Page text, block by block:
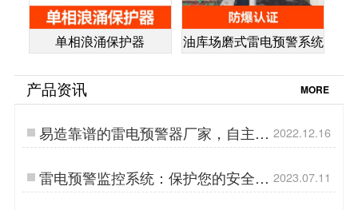
单相浪涌保护器 油库场磨式雷电预警系统
产品资讯 MORE
易造靠谱的雷电预警器厂家，自主研
发品质保障！【易造防雷】…
2022.12.16
雷电预警监控系统：保护您的安全，
预知雷电风险！-易造防雷…
2023.07.11